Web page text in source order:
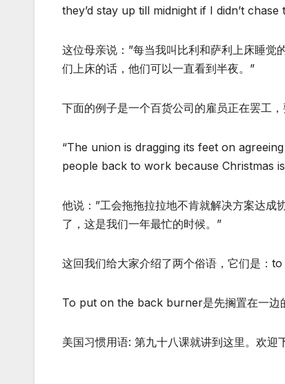
they’d stay up till midnight if I didn’t chase
这位母亲说：”每当我叫比利和萨利上床睡觉
们上床的话，他们可以一直看到半夜。”
下面的例子是一个百货公司的雇员正在罢工
“The union is dragging its feet on
people back to work because Christmas
他说：”工会拖拖拉拉地不肯就解决方案达成
了，这是我们一年最忙的时候。”
这回我们给大家介绍了两个俗语，它们是：
To put on the back burner是先搁置在一边
美国习惯用语: 第九十八课就讲到这里。欢迎